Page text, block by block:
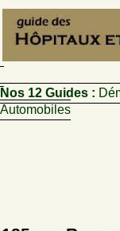
Nos 12 Guides :
Automobiles